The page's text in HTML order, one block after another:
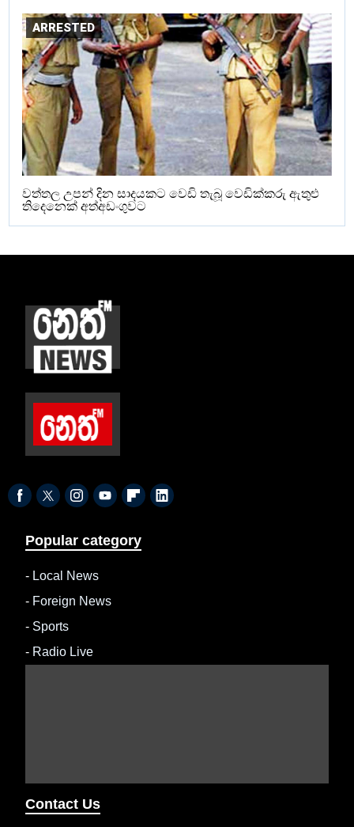
ARRESTED
වත්තල උපන් දින සාදයකට වෙඩි තැබූ වෙඩික්කරු ඇතුළු
තිදෙනෙක් අත්අඩංගුවට
Popular category
- Local News
- Foreign News
- Sports
- Radio Live
Contact Us